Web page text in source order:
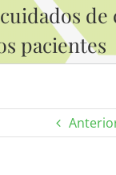
de
pacientes